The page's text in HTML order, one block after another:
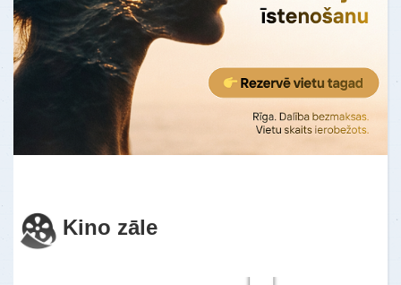
ATSAUKSMES - "Dzīves remonts"
Es nevarēju sakoncentrēt savu uzmanību
uz vienu lietu. Es pastāvīgi darīju 10
lietas reizē. Šeit es pirmo reizi izjutu
Uzzināt vairāk
Kino zāle